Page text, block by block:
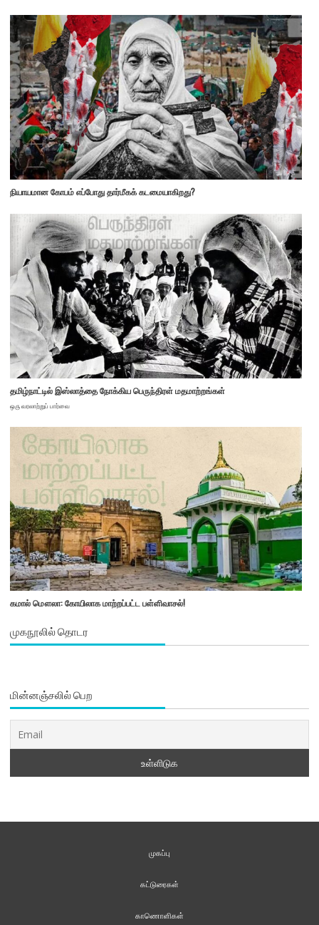
நியாயமான கோபம் எப்போது தார்மீகக் கடமையாகிறது?
தமிழ்நாட்டில் இஸ்லாத்தை நோக்கிய பெருந்திரள் மதமாற்றங்கள்
ஒரு வரலாற்றுப் பார்வை
கமால் மௌலா: கோயிலாக மாற்றப்பட்ட பள்ளிவாசல்!
முகநூலில் தொடர
மின்னஞ்சலில் பெற
முகப்பு
கட்டுரைகள்
காணொளிகள்